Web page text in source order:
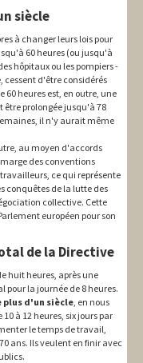
siècle
à changer leurs lois pour
60 heures (ou jusqu'à
hôpitaux ou les pompiers -
cessent d'être considérés
heures est, en outre, une
prolongée jusqu'à 78
il n'y aurait même
au moyen d'accords
des conventions
ce qui représente
conquêtes de la lutte des
collective. Cette
européen pour son
de la Directive
huit heures, après une
la journée de 8 heures.
plus d'un siècle , en nous
à 12 heures, six jours par
le temps de travail,
ans. Ils veulent en finir avec